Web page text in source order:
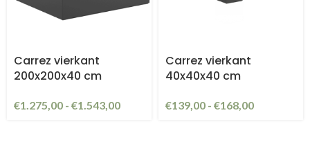
Carrez vierkant
200x200x40 cm
€1.275,00 - €1.543,00
Carrez vierkant
40x40x40 cm
€139,00 - €168,00